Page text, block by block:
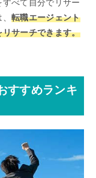
べて自分でリサー
転職エージェント
サーチできます。
すすめランキ